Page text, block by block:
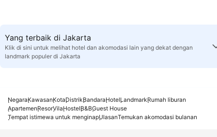
Yang terbaik di Jakarta
Klik di sini untuk melihat hotel dan akomodasi lain yang dekat dengan
landmark populer di Jakarta
NegaraKawasanKotaDistrikBandaraHotelLandmarkRumah liburan
ApartemenResorVilaHostelB&BGuest House
Tempat istimewa untuk menginapUlasanTemukan akomodasi bulanan